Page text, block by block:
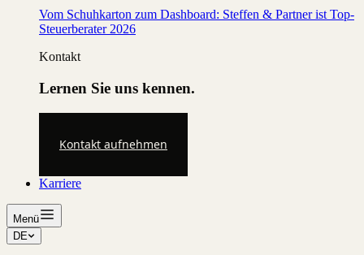
Vom Schuhkarton zum Dashboard: Steffen & Partner ist Top-
Steuerberater 2026
Kontakt
Lernen Sie uns kennen.
Kontakt aufnehmen
Karriere
Menü
DE